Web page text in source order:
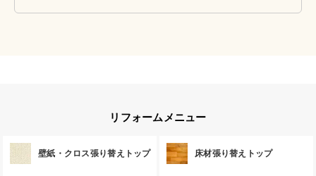
リフォームメニュー
壁紙・クロス張り替えトップ 床材張り替えトップ